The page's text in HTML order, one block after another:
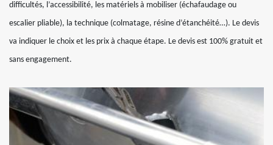
difficultés, l’accessibilité, les matériels à mobiliser (échafaudage ou
escalier pliable), la technique (colmatage, résine d’étanchéité…). Le devis
va indiquer le choix et les prix à chaque étape. Le devis est 100% gratuit et
sans engagement.